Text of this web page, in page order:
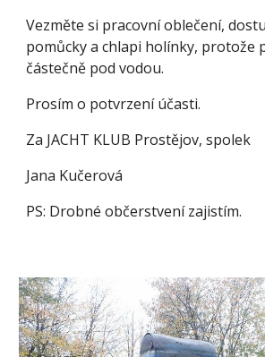
Vezměte si pracovní oblečení,
pomůcky a chlapi holínky, protože
částečně pod vodou.
Prosím o potvrzení účasti.
Za JACHT KLUB Prostějov, spolek
Jana Kučerová
PS: Drobné občerstvení zajistím.